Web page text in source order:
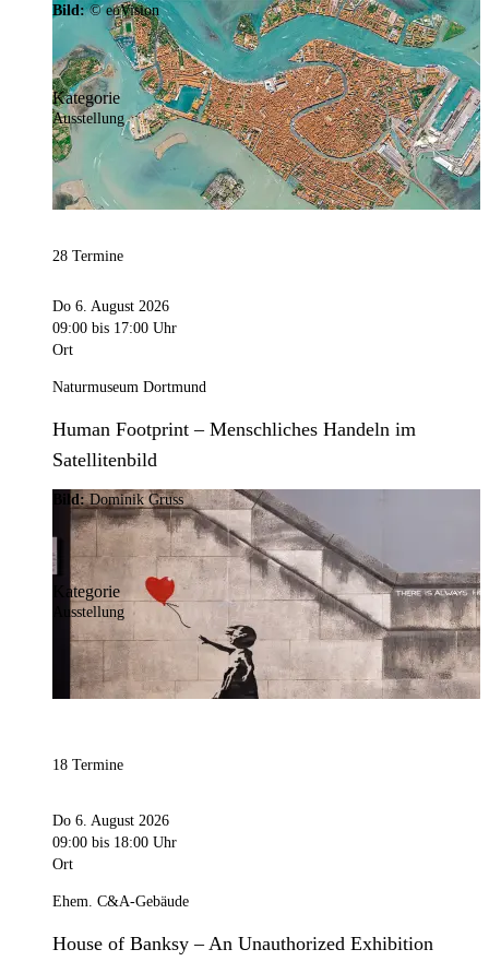
Bild:© eoVision
Kategorie
Ausstellung
28 Termine
Do 6. August 2026
09:00 bis 17:00 Uhr
Ort
Naturmuseum Dortmund
Human Footprint – Menschliches Handeln im
Satellitenbild
Bild:Dominik Gruss
Kategorie
Ausstellung
18 Termine
Do 6. August 2026
09:00 bis 18:00 Uhr
Ort
Ehem. C&A-Gebäude
House of Banksy – An Unauthorized Exhibition